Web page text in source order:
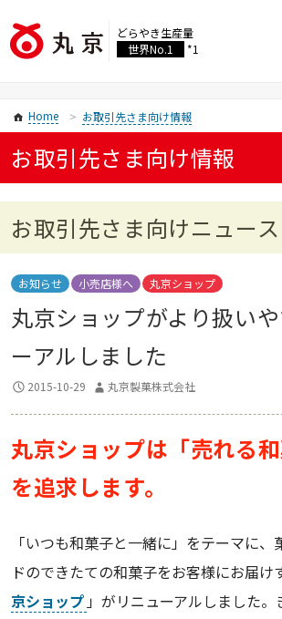
どらやき生産量
世界No.1
*1
Home お取引先さま向け情報
お取引先さま向け情報
お取引先さま向けニュース
お知らせ 小売店様へ 丸京ショップ
丸京ショップがより扱い
ーアルしました
2015-10-29 丸京製菓株式会社
丸京ショップは「売れる和
を追求します。
「いつも和菓子と一緒に」をテーマに
ドのできたての和菓子をお客様にお届け
京ショップ」がリニューアルしました